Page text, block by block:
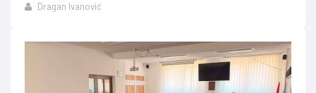
Dragan Ivanović